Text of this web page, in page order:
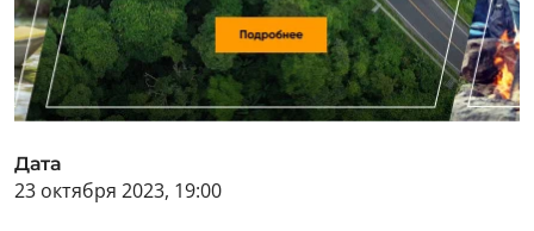
Дата
23 октября 2023, 19:00